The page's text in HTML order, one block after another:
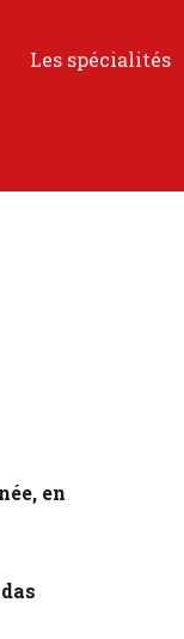
Les spécialités
en